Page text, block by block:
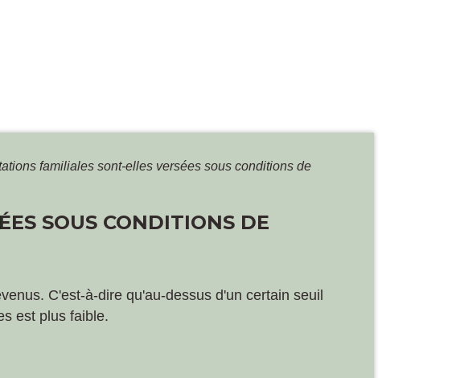
familiales sont-elles versées sous conditions de
SOUS CONDITIONS DE
C'est-à-dire qu'au-dessus d'un certain seuil
est plus faible.